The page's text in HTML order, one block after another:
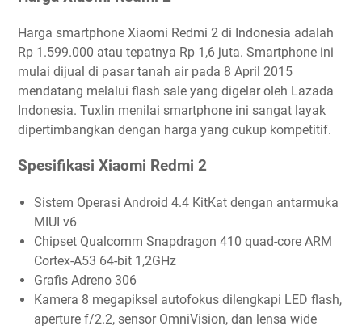
Harga smartphone Xiaomi Redmi 2 di Indonesia adalah
Rp 1.599.000 atau tepatnya Rp 1,6 juta. Smartphone ini
mulai dijual di pasar tanah air pada 8 April 2015
mendatang melalui flash sale yang digelar oleh Lazada
Indonesia. Tuxlin menilai smartphone ini sangat layak
dipertimbangkan dengan harga yang cukup kompetitif.
Spesifikasi Xiaomi Redmi 2
Sistem Operasi Android 4.4 KitKat dengan antarmuka
MIUI v6
Chipset Qualcomm Snapdragon 410 quad-core ARM
Cortex-A53 64-bit 1,2GHz
Grafis Adreno 306
Kamera 8 megapiksel autofokus dilengkapi LED flash,
aperture f/2.2, sensor OmniVision, dan lensa wide